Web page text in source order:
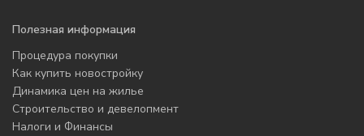
Полезная информация
Процедура покупки
Как купить новостройку
Динамика цен на жилье
Строительство и девелопмент
Налоги и Финансы